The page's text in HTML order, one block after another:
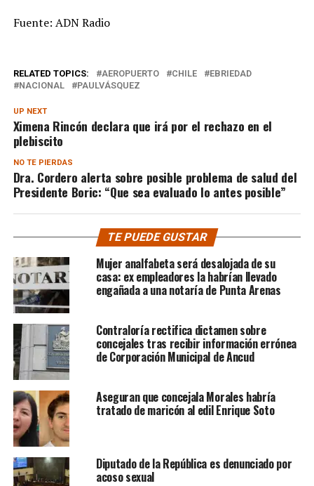
Fuente: ADN Radio
RELATED TOPICS: AEROPUERTO CHILE
EBRIEDAD
NACIONAL
PAULVÁSQUEZ
UP NEXT
Ximena Rincón declara que irá por el rechazo en el
plebiscito
NO TE PIERDAS
Dra. Cordero alerta sobre posible problema de salud del
Presidente Boric: “Que sea evaluado lo antes posible”
TE PUEDE GUSTAR
Mujer analfabeta será desalojada de su
casa: ex empleadores la habrían llevado
engañada a una notaría de Punta Arenas
Contraloría rectifica dictamen sobre
concejales tras recibir información errónea
de Corporación Municipal de Ancud
Aseguran que concejala Morales habría
tratado de maricón al edil Enrique Soto
Diputado de la República es denunciado por
acoso sexual